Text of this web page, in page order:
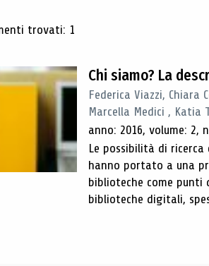
di ricerca
trovati: 1
Chi siamo? La
Federica Viazzi, Chiara
Marcella Medici , Katia
anno: 2016, volume: 2,
Le possibilità di
hanno portato a una
biblioteche come punti
biblioteche digitali,